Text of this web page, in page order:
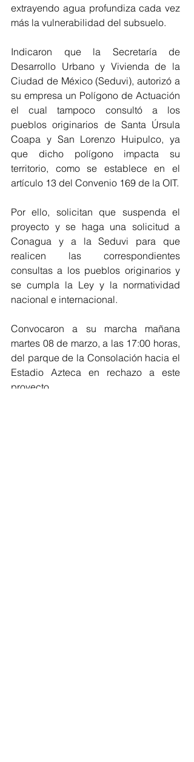
extrayendo agua profundiza cada vez
más la vulnerabilidad del subsuelo.
Indicaron que la Secretaría de
Desarrollo Urbano y Vivienda de la
Ciudad de México (Seduvi), autorizó a
su empresa un Polígono de Actuación
el cual tampoco consultó a los
pueblos originarios de Santa Úrsula
Coapa y San Lorenzo Huipulco, ya
que dicho polígono impacta su
territorio, como se establece en el
artículo 13 del Convenio 169 de la OIT.
Por ello, solicitan que suspenda el
proyecto y se haga una solicitud a
Conagua y a la Seduvi para que
realicen las correspondientes
consultas a los pueblos originarios y
se cumpla la Ley y la normatividad
nacional e internacional.
Convocaron a su marcha mañana
martes 08 de marzo, a las 17:00 horas,
del parque de la Consolación hacia el
Estadio Azteca en rechazo a este
proyecto.